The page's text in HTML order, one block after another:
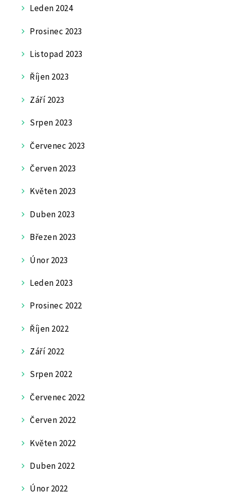
Leden 2024
Prosinec 2023
Listopad 2023
Říjen 2023
Září 2023
Srpen 2023
Červenec 2023
Červen 2023
Květen 2023
Duben 2023
Březen 2023
Únor 2023
Leden 2023
Prosinec 2022
Říjen 2022
Září 2022
Srpen 2022
Červenec 2022
Červen 2022
Květen 2022
Duben 2022
Únor 2022